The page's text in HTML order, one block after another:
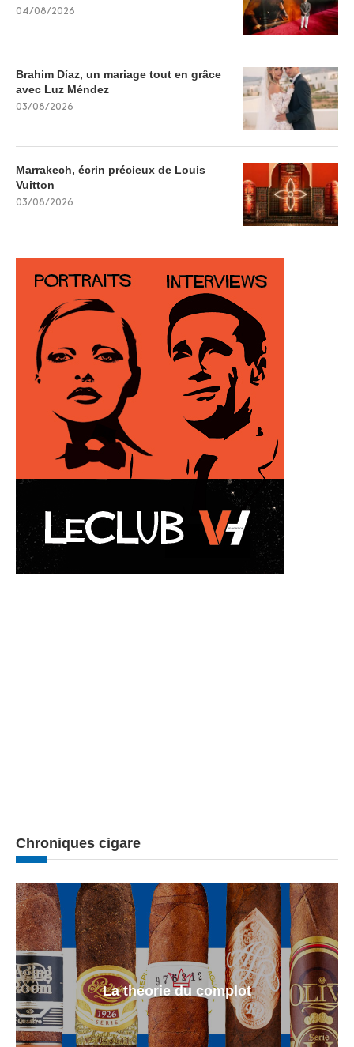
04/08/2026
Brahim Díaz, un mariage tout en grâce
avec Luz Méndez
03/08/2026
Marrakech, écrin précieux de Louis
Vuitton
03/08/2026
Chroniques cigare
La theorie du complot